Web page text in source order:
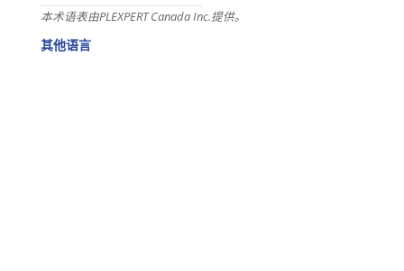
本术语表由PLEXPERT Canada Inc.提供。
其他语言